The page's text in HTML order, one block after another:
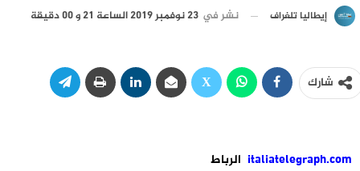
إيطاليا تلغراف نشر في 23 نوفمبر 2019 الساعة 21 و 00 دقيقة
شارك
italiatelegraph.com الرباط